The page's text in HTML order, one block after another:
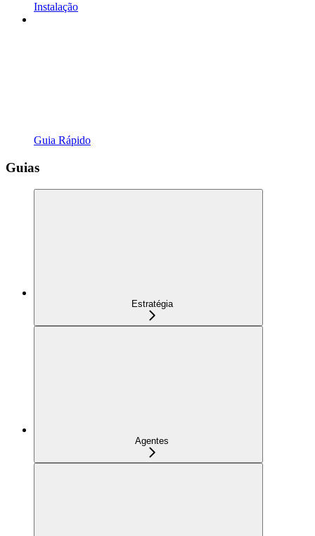
Instalação
Guia Rápido
Guias
Estratégia
Agentes